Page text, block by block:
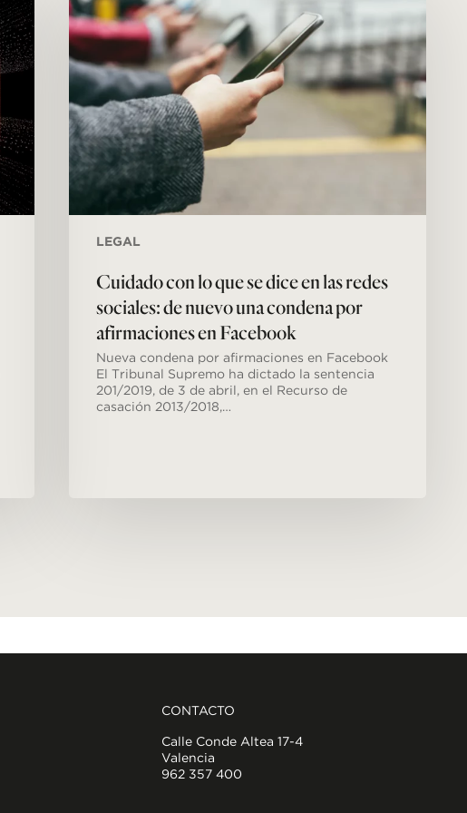
LEGAL
lo
que
se
dice
en
redes
sociales:
de
nuevo
una
condena
Cuidado con lo que se dice en las redes
sociales: de nuevo una condena por
afirmaciones en Facebook
Nueva condena por afirmaciones en Facebook
El Tribunal Supremo ha dictado la sentencia
201/2019, de 3 de abril, en el Recurso de
casación 2013/2018,…
CONTACTO
Calle Conde Altea 17-4
Valencia
962 357 400